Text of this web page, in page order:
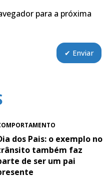
para a próxima
dos Pais: o exemplo no
também faz
de ser um pai